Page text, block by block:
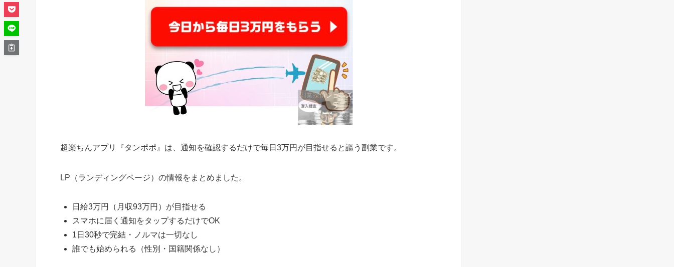
超楽ちんアプリ『タンポポ』は、通知を確認するだけで毎日3万円が目指せると謳う副業です。
LP（ランディングページ）の情報をまとめました。
日給3万円（月収93万円）が目指せる
スマホに届く通知をタップするだけでOK
1日30秒で完結・ノルマは一切なし
誰でも始められる（性別・国籍関係なし）